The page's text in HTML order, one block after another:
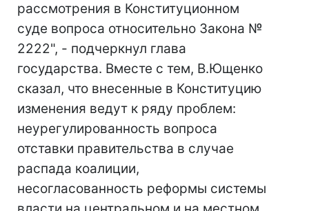
рассмотрения в Конституционном
суде вопроса относительно Закона №
2222", - подчеркнул глава
государства. Вместе с тем, В.Ющенко
сказал, что внесенные в Конституцию
изменения ведут к ряду проблем:
неурегулированность вопроса
отставки правительства в случае
распада коалиции,
несогласованность реформы системы